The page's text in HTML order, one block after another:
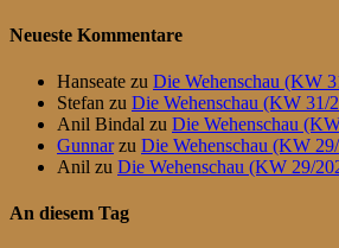
Neueste Kommentare
Hanseate zu Die Wehenschau (KW
Stefan zu Die Wehenschau (KW 31/
Anil Bindal zu Die Wehenschau
Gunnarzu Die Wehenschau (KW
Anil zu Die Wehenschau (KW 29/
An diesem Tag